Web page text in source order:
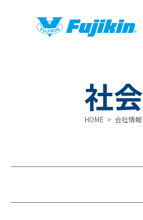
製品情報
製品情報
社会
HOME 会社情報